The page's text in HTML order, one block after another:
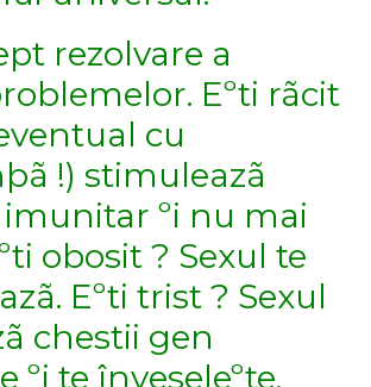
rezolvare a
Eºti rãcit
cu
!) stimuleazã
ºi nu mai
obosit ? Sexul te
Eºti trist ? Sexul
chestii gen
ºi te înveseleºte.